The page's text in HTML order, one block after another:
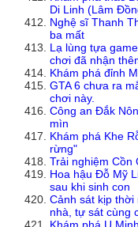
Di Linh (Lâm
Nghệ sĩ Thanh
ba mất
Lạ lùng tựa
chơi đã nhận
Khám phá đỉnh
GTA 6 chưa ra
chơi này.
Công an Đắk
mìn
Khám phá Khe
rừng"
Trải nghiệm Cồn
Hoa hậu Đỗ Mỹ
sau khi sinh con
Cảnh sát kịp
nhà, tự sát cùng